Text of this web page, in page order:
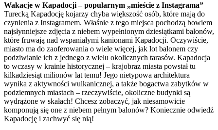
Wakacje w Kapadocji – popularnym „mieście z Instagrama”
Turecką Kapadocję kojarzy chyba większość osób, które mają do
czynienia z Instagramem. Właśnie z tego miejsca pochodzą bowiem
najsłynniejsze zdjęcia z niebem wypełnionym dziesiątkami balonów,
które fruwają nad wspaniałymi kanionami Kapadocji. Oczywiście,
miasto ma do zaoferowania o wiele więcej, jak lot balonem czy
podziwianie ich z jednego z wielu okolicznych tarasów. Kapadocja
to wczasy w krainie historycznej – krajobraz miasta powstał tu
kilkadziesiąt milionów lat temu! Jego nietypowa architektura
wynika z aktywności wulkanicznej, a także bogactwa zabytków w
podziemnych miastach – rzeczywiście, okoliczne budynki są
wydrążone w skałach! Chcesz zobaczyć, jak niesamowicie
komponują się one z niebem pełnym balonów? Koniecznie odwiedź
Kapadocję i zachwyć się nią!